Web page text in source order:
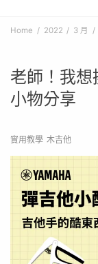
Home 2022 3 月
老師！我
小物分享
實用教學 木吉他